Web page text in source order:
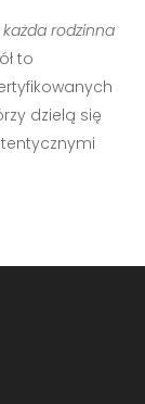
każda rodzinna
to
dzielą się